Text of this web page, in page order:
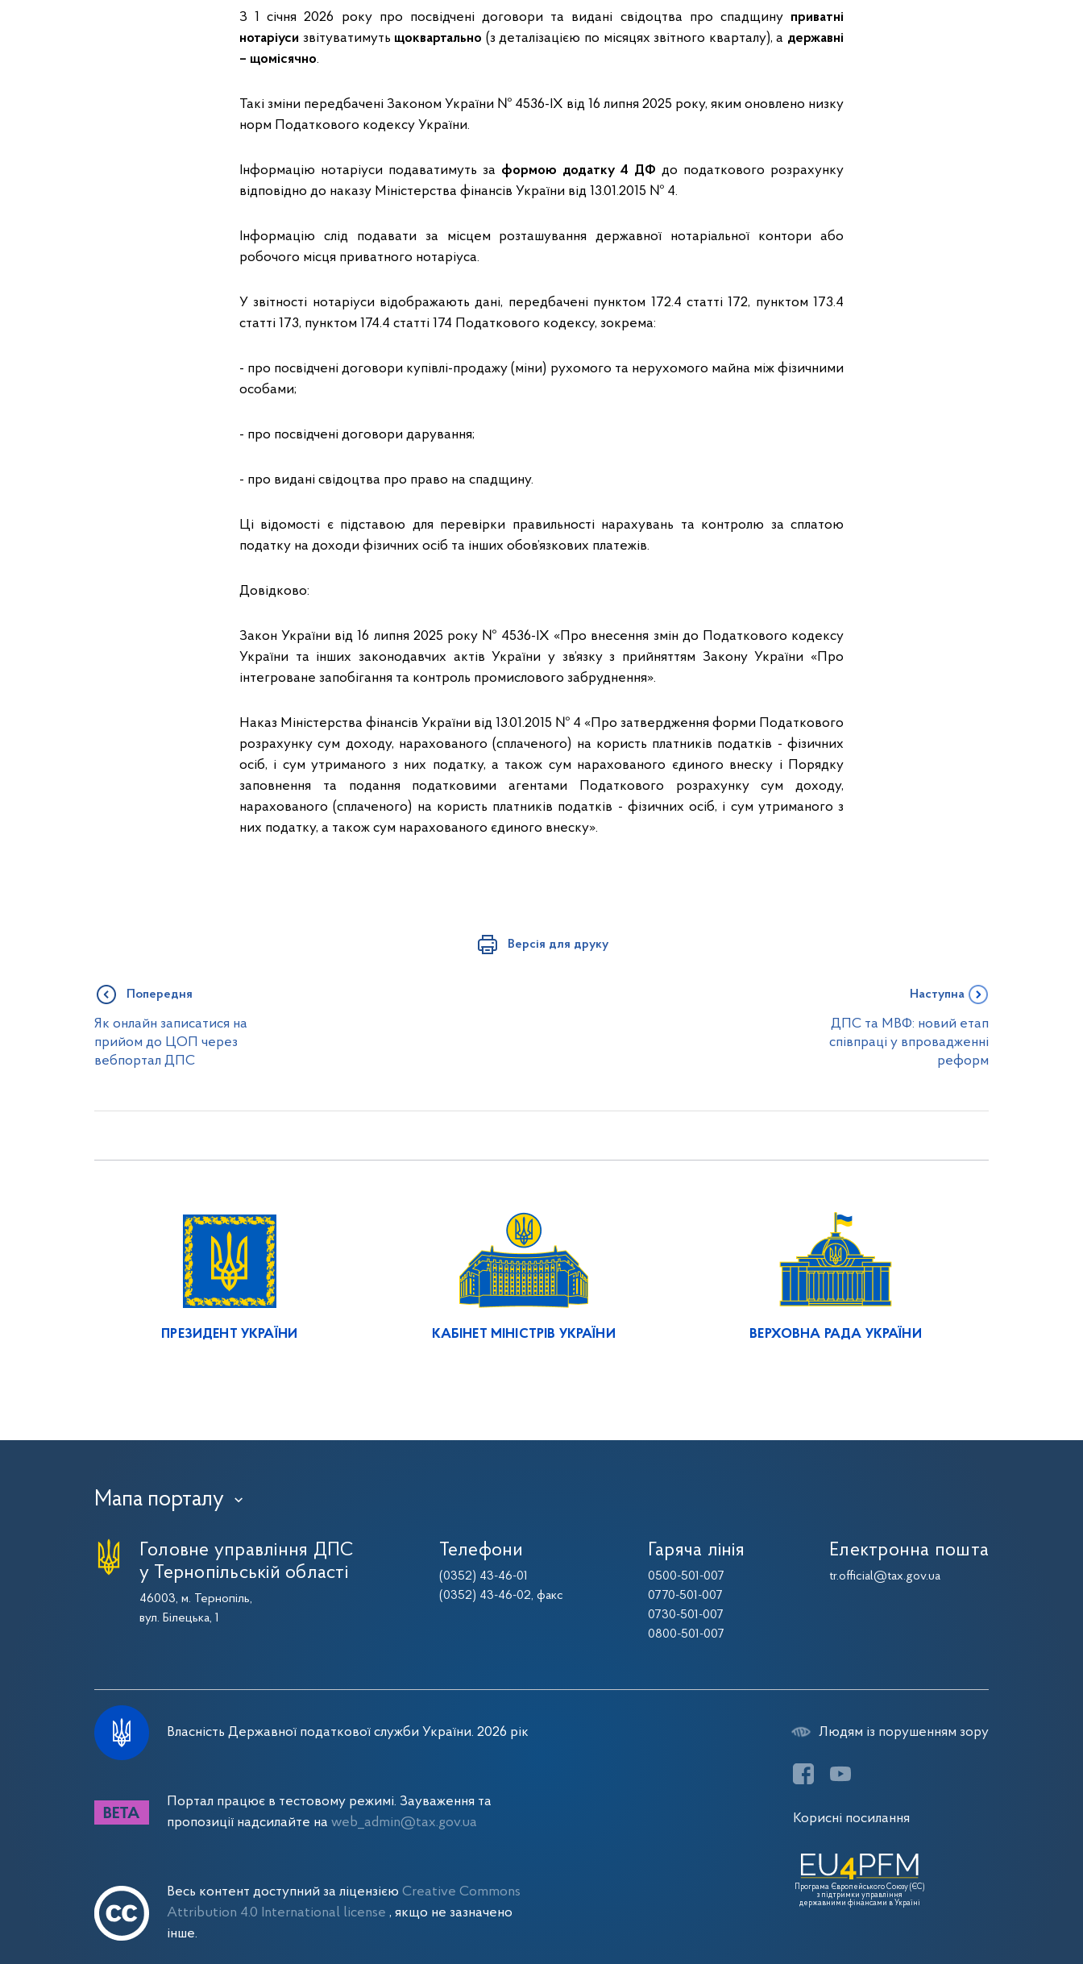
З 1 січня 2026 року про посвідчені договори та видані свідоцтва про спадщину приватні
нотаріуси звітуватимуть щоквартально (з деталізацією по місяцях звітного кварталу), а державні
– щомісячно.
Такі зміни передбачені Законом України № 4536-ІХ від 16 липня 2025 року, яким оновлено низку
норм Податкового кодексу України.
Інформацію нотаріуси подаватимуть за формою додатку 4 ДФ до податкового розрахунку
відповідно до наказу Міністерства фінансів України від 13.01.2015 № 4.
Інформацію слід подавати за місцем розташування державної нотаріальної контори або
робочого місця приватного нотаріуса.
У звітності нотаріуси відображають дані, передбачені пунктом 172.4 статті 172, пунктом 173.4
статті 173, пунктом 174.4 статті 174 Податкового кодексу, зокрема:
- про посвідчені договори купівлі-продажу (міни) рухомого та нерухомого майна між фізичними
особами;
- про посвідчені договори дарування;
- про видані свідоцтва про право на спадщину.
Ці відомості є підставою для перевірки правильності нарахувань та контролю за сплатою
податку на доходи фізичних осіб та інших обов’язкових платежів.
Довідково:
Закон України від 16 липня 2025 року № 4536-ІХ «Про внесення змін до Податкового кодексу
України та інших законодавчих актів України у зв’язку з прийняттям Закону України «Про
інтегроване запобігання та контроль промислового забруднення».
Наказ Міністерства фінансів України від 13.01.2015 № 4 «Про затвердження форми Податкового
розрахунку сум доходу, нарахованого (сплаченого) на користь платників податків - фізичних
осіб, і сум утриманого з них податку, а також сум нарахованого єдиного внеску і Порядку
заповнення та подання податковими агентами Податкового розрахунку сум доходу,
нарахованого (сплаченого) на користь платників податків - фізичних осіб, і сум утриманого з
них податку, а також сум нарахованого єдиного внеску».
Версія для друку
Попередня
Як онлайн записатися на
прийом до ЦОП через
вебпортал ДПС
Наступна
ДПС та МВФ: новий етап
співпраці у впровадженні
реформ
ПРЕЗИДЕНТ УКРАЇНИ КАБІНЕТ МІНІСТРІВ УКРАЇНИ ВЕРХОВНА РАДА УКРАЇНИ
Мапа порталу ›
Головне управління ДПС
у Тернопільській області
46003, м. Тернопіль,
вул. Білецька, 1
Телефони
(0352) 43-46-01
(0352) 43-46-02, факс
Гаряча лінія
0500-501-007
0770-501-007
0730-501-007
0800-501-007
Електронна пошта
tr.official@tax.gov.ua
Власність Державної податкової служби України. 2026 рік
Портал працює в тестовому режимі. Зауваження та
пропозиції надсилайте на web_admin@tax.gov.ua
Весь контент доступний за ліцензією Creative Commons
Attribution 4.0 International license , якщо не зазначено
інше.
Людям із порушенням зору
Корисні посилання
Програма Європейського Союзу (ЄС)
з підтримки управління
державними фінансами в Україні